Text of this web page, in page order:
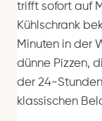
trifft sofort auf
Kühlschrank
Minuten in der
dünne Pizzen,
der 24-
klassischen